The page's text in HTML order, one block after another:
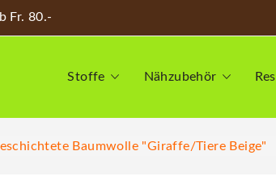
Fr. 80.-
Stoffe Nähzubehör
Baumwolle "Giraffe/Tiere Beige"